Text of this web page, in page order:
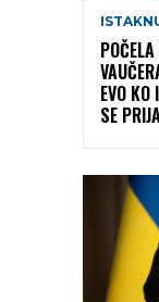
EVO
SE